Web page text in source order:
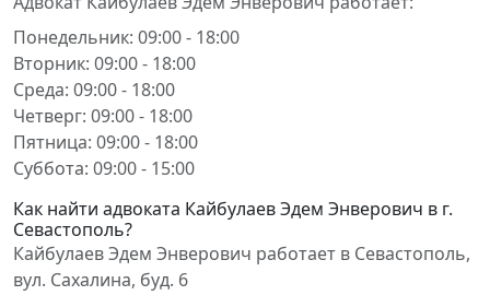
Понедельник: 09:00 - 18:00
Вторник: 09:00 - 18:00
Среда: 09:00 - 18:00
Четверг: 09:00 - 18:00
Пятница: 09:00 - 18:00
Суббота: 09:00 - 15:00
Как найти адвоката Кайбулаев Эдем Энверович в г.
Севастополь?
Кайбулаев Эдем Энверович работает в Севастополь,
вул. Сахалина, буд. 6